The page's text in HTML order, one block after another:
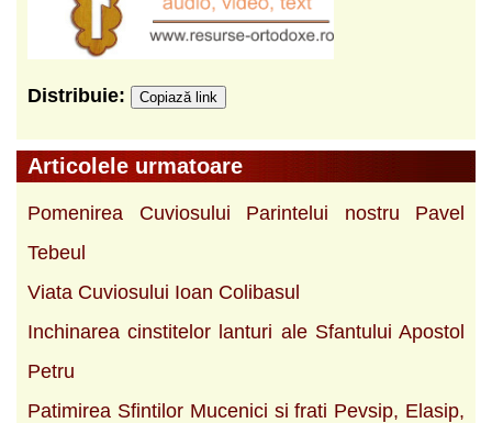
Distribuie: Copiază link
Articolele urmatoare
Pomenirea Cuviosului Parintelui nostru Pavel
Tebeul
Viata Cuviosului Ioan Colibasul
Inchinarea cinstitelor lanturi ale Sfantului Apostol
Petru
Patimirea Sfintilor Mucenici si frati Pevsip, Elasip,